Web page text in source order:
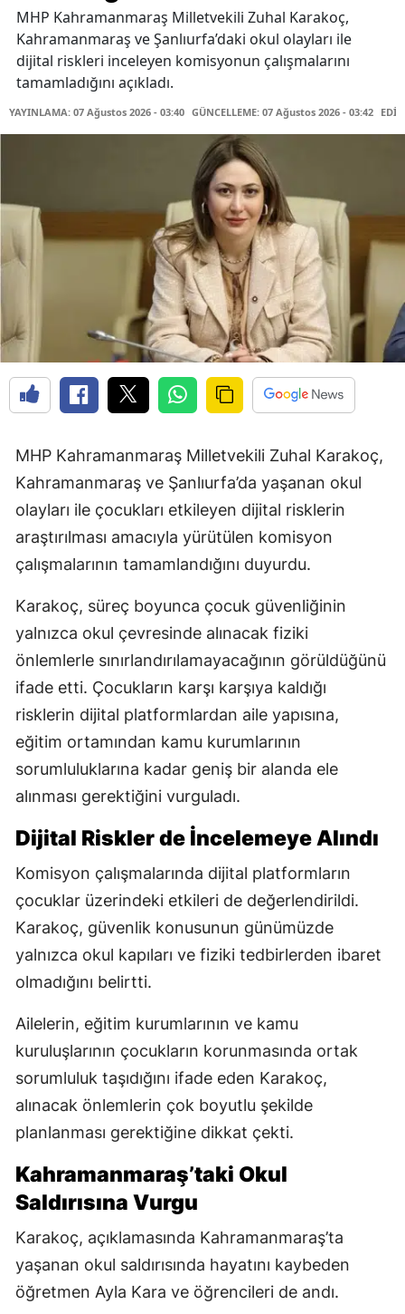
MHP Kahramanmaraş Milletvekili Zuhal Karakoç,
Kahramanmaraş ve Şanlıurfa’daki okul olayları ile
dijital riskleri inceleyen komisyonun çalışmalarını
tamamladığını açıkladı.
YAYINLAMA: 07 Ağustos 2026 - 03:40 GÜNCELLEME: 07 Ağustos 2026 - 03:42
MHP Kahramanmaraş Milletvekili Zuhal Karakoç,
Kahramanmaraş ve Şanlıurfa’da yaşanan okul
olayları ile çocukları etkileyen dijital risklerin
araştırılması amacıyla yürütülen komisyon
çalışmalarının tamamlandığını duyurdu.
Karakoç, süreç boyunca çocuk güvenliğinin
yalnızca okul çevresinde alınacak fiziki
önlemlerle sınırlandırılamayacağının görüldüğünü
ifade etti. Çocukların karşı karşıya kaldığı
risklerin dijital platformlardan aile yapısına,
eğitim ortamından kamu kurumlarının
sorumluluklarına kadar geniş bir alanda ele
alınması gerektiğini vurguladı.
Dijital Riskler de İncelemeye Alındı
Komisyon çalışmalarında dijital platformların
çocuklar üzerindeki etkileri de değerlendirildi.
Karakoç, güvenlik konusunun günümüzde
yalnızca okul kapıları ve fiziki tedbirlerden ibaret
olmadığını belirtti.
Ailelerin, eğitim kurumlarının ve kamu
kuruluşlarının çocukların korunmasında ortak
sorumluluk taşıdığını ifade eden Karakoç,
alınacak önlemlerin çok boyutlu şekilde
planlanması gerektiğine dikkat çekti.
Kahramanmaraş’taki Okul
Saldırısına Vurgu
Karakoç, açıklamasında Kahramanmaraş’ta
yaşanan okul saldırısında hayatını kaybeden
öğretmen Ayla Kara ve öğrencileri de andı.